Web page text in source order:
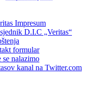
Impresum
D.I.C „Veritas“
formular
se nalazimo
kanal na Twitter.com